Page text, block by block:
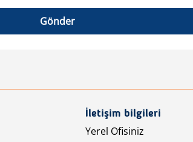
Gönder
İletişim bilgileri
Yerel Ofisiniz